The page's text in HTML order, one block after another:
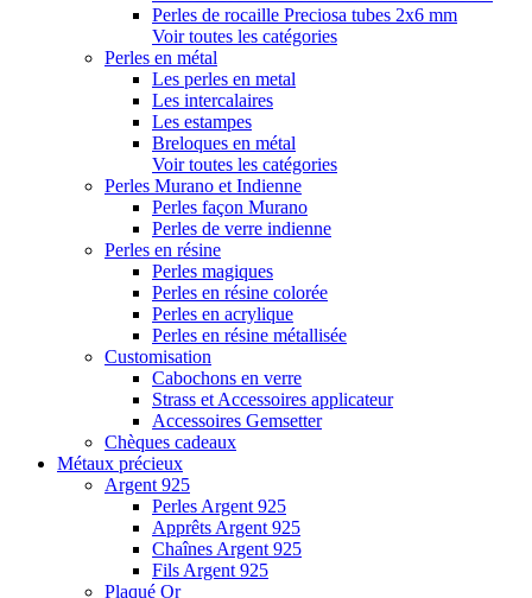
Perles de rocaille Preciosa tubes 2x6 mm
Voir toutes les catégories
Perles en métal
Les perles en metal
Les intercalaires
Les estampes
Breloques en métal
Voir toutes les catégories
Perles Murano et Indienne
Perles façon Murano
Perles de verre indienne
Perles en résine
Perles magiques
Perles en résine colorée
Perles en acrylique
Perles en résine métallisée
Customisation
Cabochons en verre
Strass et Accessoires applicateur
Accessoires Gemsetter
Chèques cadeaux
Métaux précieux
Argent 925
Perles Argent 925
Apprêts Argent 925
Chaînes Argent 925
Fils Argent 925
Plaqué Or